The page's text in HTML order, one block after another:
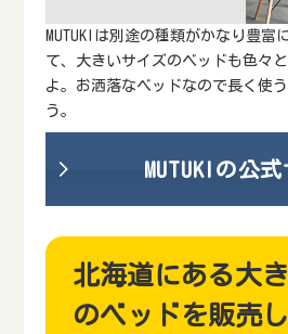
MUTUKIは別途の種類がかなり豊富
て、大きいサイズのベッドも色々
よ。お洒落なベッドなので長く使
う。
MUTUKIの公
北海道にある大
のベッドを販売